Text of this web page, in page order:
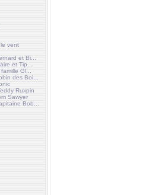
vent
et Bi...
et Tip...
Gl...
des Boi...
Ruxpin
Sawyer
Bob...